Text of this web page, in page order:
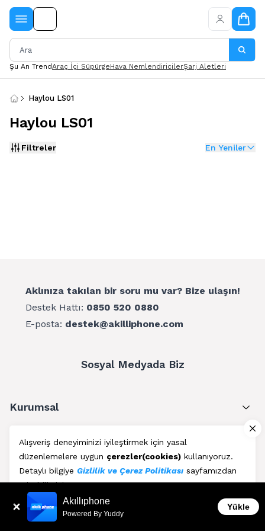
Alışveriş deneyiminizi iyileştirmek için yasal
düzenlemelere uygun çerezler(cookies) kullanıyoruz.
Detaylı bilgiye Gizlilik ve Çerez Politikası sayfamızdan
erişebilirsiniz.
Kabul Et
Şu An TrendAraç İçi SüpürgeHava NemlendiricilerŞarj Aletleri
Haylou LS01
Haylou LS01
Filtreler En Yeniler
Aklınıza takılan bir soru mu var? Bize ulaşın!
Destek Hattı: 0850 520 0880
E-posta: destek@akilliphone.com
Sosyal Medyada Biz
Kurumsal
Müşteri Hizmetleri
Üyelik
Blog Akıllıphone
Powered By Yuddy
Yükle